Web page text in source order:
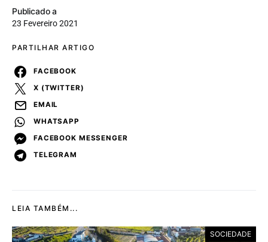
Publicado a
23 Fevereiro 2021
PARTILHAR ARTIGO
FACEBOOK
X (TWITTER)
EMAIL
WHATSAPP
FACEBOOK MESSENGER
TELEGRAM
LEIA TAMBÉM...
SOCIEDADE